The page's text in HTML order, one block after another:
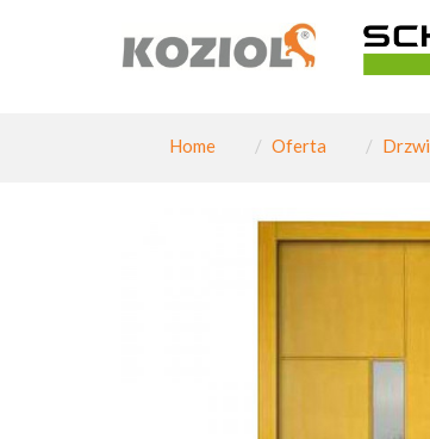
Home Oferta Drzwi
PAGINATION_PREV